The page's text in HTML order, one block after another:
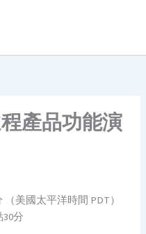
產品功能演
美國太平洋時間 PDT）
分